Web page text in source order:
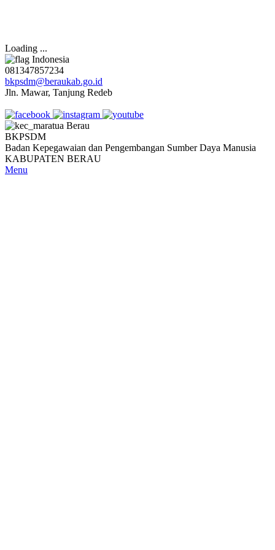
Loading ...
Indonesia
081347857234
bkpsdm@beraukab.go.id
Jln. Mawar, Tanjung Redeb
BKPSDM
Badan Kepegawaian dan Pengembangan Sumber Daya Manusia
KABUPATEN BERAU
Menu